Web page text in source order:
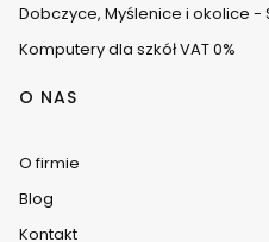
Dobczyce, Myślenice i okolice -
Komputery dla szkół VAT 0%
O NAS
O firmie
Blog
Kontakt